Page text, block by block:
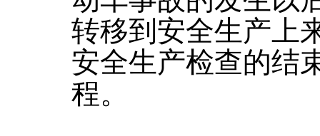
转移到安全生产上
安全生产检查的结
程。